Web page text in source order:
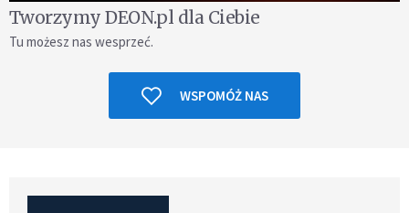
Tworzymy DEON.pl dla Ciebie
Tu możesz nas wesprzeć.
WSPOMÓŻ NAS